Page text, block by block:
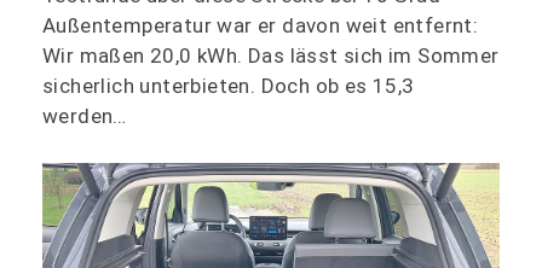
Außentemperatur war er davon weit entfernt:
Wir maßen 20,0 kWh. Das lässt sich im Sommer
sicherlich unterbieten. Doch ob es 15,3
werden…